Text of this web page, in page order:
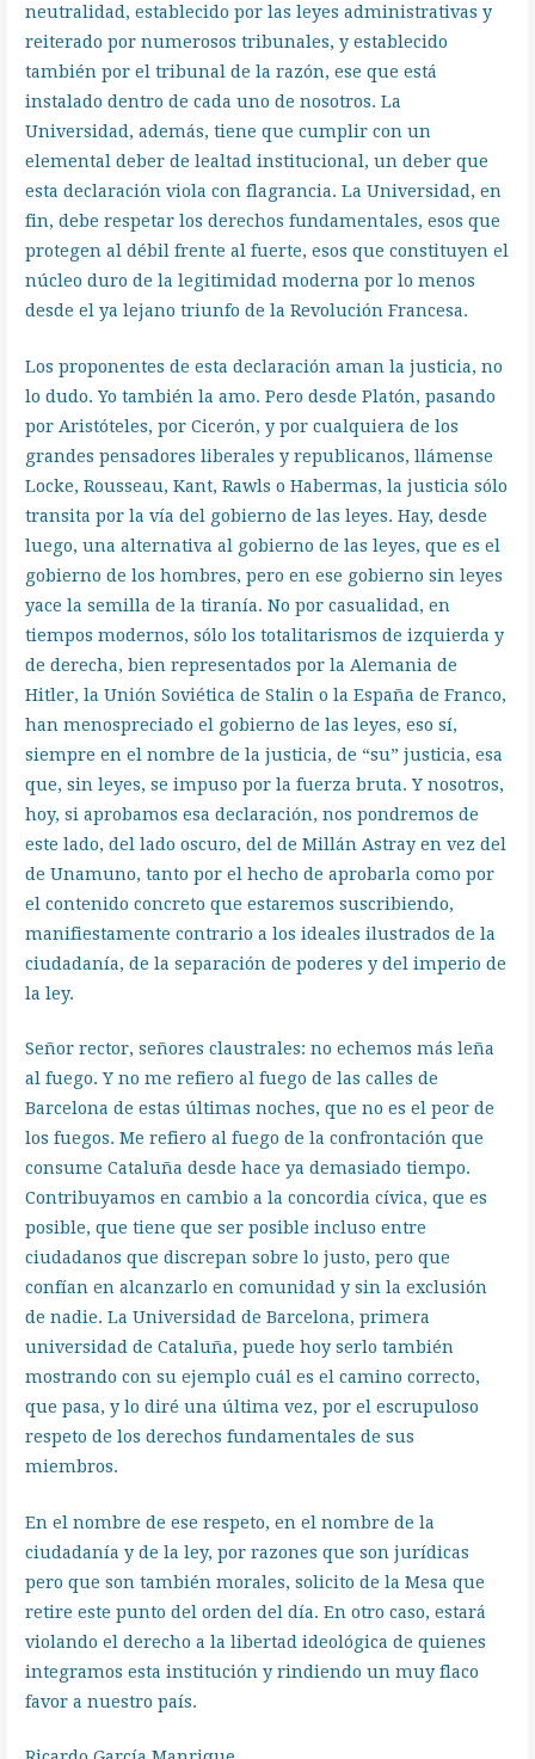
neutralidad, establecido por las leyes administrativas y
reiterado por numerosos tribunales, y establecido
también por el tribunal de la razón, ese que está
instalado dentro de cada uno de nosotros. La
Universidad, además, tiene que cumplir con un
elemental deber de lealtad institucional, un deber que
esta declaración viola con flagrancia. La Universidad, en
fin, debe respetar los derechos fundamentales, esos que
protegen al débil frente al fuerte, esos que constituyen el
núcleo duro de la legitimidad moderna por lo menos
desde el ya lejano triunfo de la Revolución Francesa.
Los proponentes de esta declaración aman la justicia, no
lo dudo. Yo también la amo. Pero desde Platón, pasando
por Aristóteles, por Cicerón, y por cualquiera de los
grandes pensadores liberales y republicanos, llámense
Locke, Rousseau, Kant, Rawls o Habermas, la justicia sólo
transita por la vía del gobierno de las leyes. Hay, desde
luego, una alternativa al gobierno de las leyes, que es el
gobierno de los hombres, pero en ese gobierno sin leyes
yace la semilla de la tiranía. No por casualidad, en
tiempos modernos, sólo los totalitarismos de izquierda y
de derecha, bien representados por la Alemania de
Hitler, la Unión Soviética de Stalin o la España de Franco,
han menospreciado el gobierno de las leyes, eso sí,
siempre en el nombre de la justicia, de “su” justicia, esa
que, sin leyes, se impuso por la fuerza bruta. Y nosotros,
hoy, si aprobamos esa declaración, nos pondremos de
este lado, del lado oscuro, del de Millán Astray en vez del
de Unamuno, tanto por el hecho de aprobarla como por
el contenido concreto que estaremos suscribiendo,
manifiestamente contrario a los ideales ilustrados de la
ciudadanía, de la separación de poderes y del imperio de
la ley.
Señor rector, señores claustrales: no echemos más leña
al fuego. Y no me refiero al fuego de las calles de
Barcelona de estas últimas noches, que no es el peor de
los fuegos. Me refiero al fuego de la confrontación que
consume Cataluña desde hace ya demasiado tiempo.
Contribuyamos en cambio a la concordia cívica, que es
posible, que tiene que ser posible incluso entre
ciudadanos que discrepan sobre lo justo, pero que
confían en alcanzarlo en comunidad y sin la exclusión
de nadie. La Universidad de Barcelona, primera
universidad de Cataluña, puede hoy serlo también
mostrando con su ejemplo cuál es el camino correcto,
que pasa, y lo diré una última vez, por el escrupuloso
respeto de los derechos fundamentales de sus
miembros.
En el nombre de ese respeto, en el nombre de la
ciudadanía y de la ley, por razones que son jurídicas
pero que son también morales, solicito de la Mesa que
retire este punto del orden del día. En otro caso, estará
violando el derecho a la libertad ideológica de quienes
integramos esta institución y rindiendo un muy flaco
favor a nuestro país.